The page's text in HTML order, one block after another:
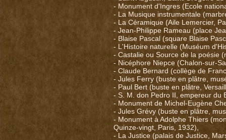
- Monument d'Ingres (Ecole
- La Musique instrumentale
- La Céramique (Aile Lemercier,
- Jean-Philippe Rameau (place
- Blaise Pascal (square Blaise
- L'Histoire naturelle (Muséum
- Castalie ou Source de la poésie
- Nicéphore Niepce (Chalon-sur-
- Claude Bernard (collège de
- Jules Ferry (buste en plâtre,
- Paul Bert (buste en plâtre,
- S. M. don Pedro II, empereur du
- Monument de Michel-Eugène
- Jules Grévy (buste en plâtre,
- Monument à Adolphe Thiers
Quinze-vingt, Paris, 1932),
- La Justice (palais de Justice,